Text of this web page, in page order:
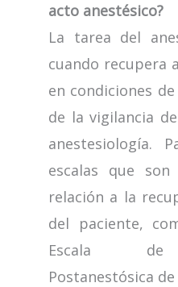
acto anestésico?
La tarea del
cuando recupera
en condiciones
de la vigilancia
anestesiología.
escalas que
relación a la
del paciente,
Escala de
Postanestósica